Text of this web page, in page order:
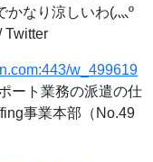
かなり涼しいわ(灬º
Twitter
w_499619
ート業務の派遣の仕
事業本部（No.49